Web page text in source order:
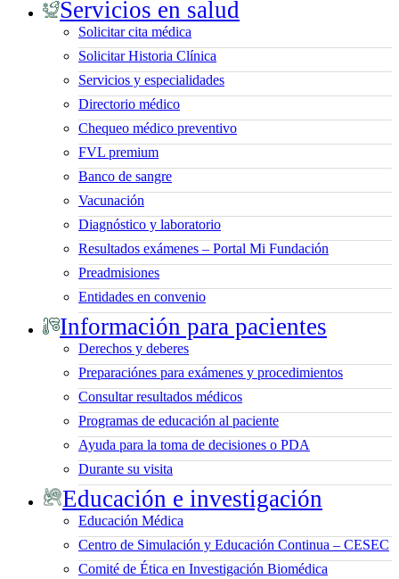
Servicios en salud
Solicitar cita médica
Solicitar Historia Clínica
Servicios y especialidades
Directorio médico
Chequeo médico preventivo
FVL premium
Banco de sangre
Vacunación
Diagnóstico y laboratorio
Resultados exámenes – Portal Mi Fundación
Preadmisiones
Entidades en convenio
Información para pacientes
Derechos y deberes
Preparaciónes para exámenes y procedimientos
Consultar resultados médicos
Programas de educación al paciente
Ayuda para la toma de decisiones o PDA
Durante su visita
Educación e investigación
Educación Médica
Centro de Simulación y Educación Continua – CESEC
Comité de Ética en Investigación Biomédica